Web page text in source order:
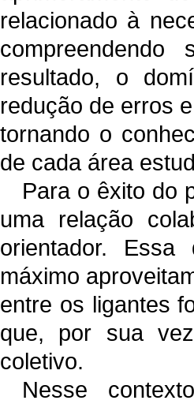
relacionado à
compreendendo
resultado, o
redução de erros
tornando o
de cada área
Para o êxito do
uma relação
orientador.
máximo
entre os ligantes
que, por sua
coletivo.
Nesse